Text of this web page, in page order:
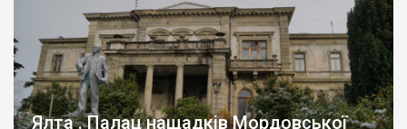
Ялта . Палац нащадків Мордовської